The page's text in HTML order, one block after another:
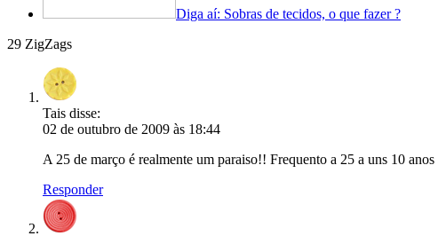
Diga aí: Sobras de tecidos, o que fazer ?
29 ZigZags
Tais disse:
02 de outubro de 2009 às 18:44
A 25 de março é realmente um paraiso!! Frequento a 25 a uns 10
Responder